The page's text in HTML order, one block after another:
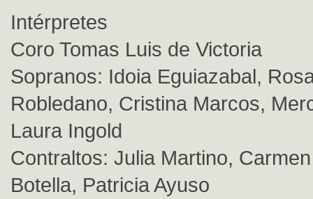
Intérpretes
Coro Tomas Luis de Victoria
Sopranos: Idoia Eguiazabal,
Robledano, Cristina Marcos,
Laura Ingold
Contraltos: Julia Martino,
Botella, Patricia Ayuso